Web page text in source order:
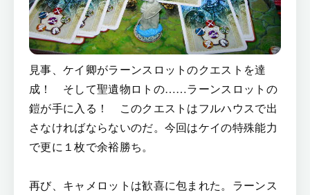
見事、ケイ卿がラーンスロットのクエストを達
成！ そして聖遺物ロトの……ラーンスロットの
鎧が手に入る！ このクエストはフルハウスで出
さなければならないのだ。今回はケイの特殊能力
で更に１枚で余裕勝ち。
再び、キャメロットは歓喜に包まれた。ラーンス